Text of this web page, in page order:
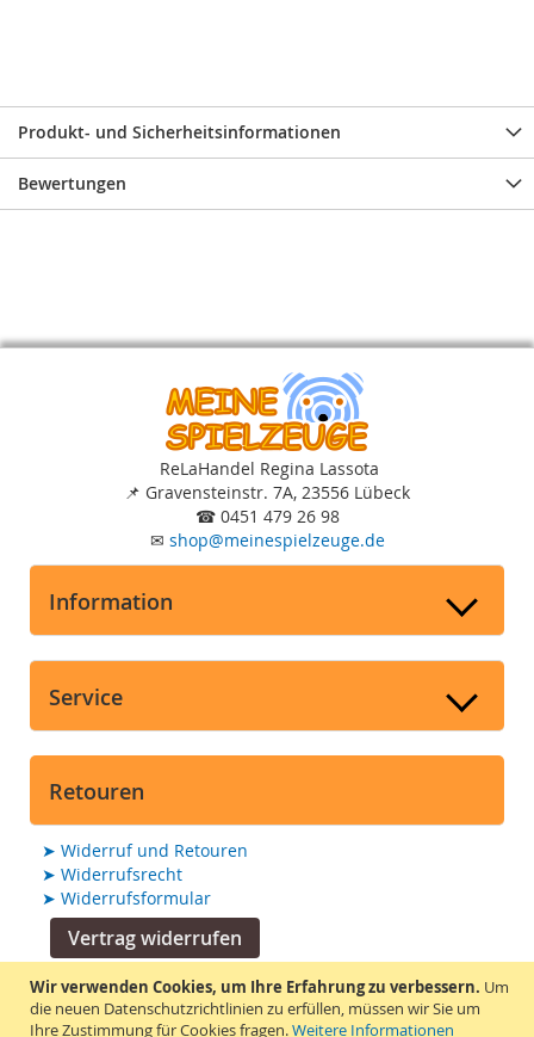
Wir verwenden Cookies, um Ihre Erfahrung zu verbessern. Um
die neuen Datenschutzrichtlinien zu erfüllen, müssen wir Sie um
Ihre Zustimmung für Cookies fragen.Weitere Informationen
Produkt- und Sicherheitsinformationen
Bewertungen
ReLaHandel Regina Lassota
📌 Gravensteinstr. 7A, 23556 Lübeck
☎ 0451 479 26 98
✉ shop@meinespielzeuge.de
Information
Service
Retouren
➤ Widerruf und Retouren
➤ Widerrufsrecht
➤ Widerrufsformular
Vertrag widerrufen
Suchmaschine unterstützt von